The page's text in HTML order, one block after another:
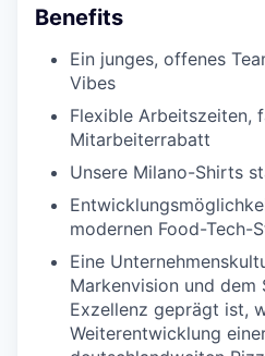
Benefits
Ein junges, offenes
Vibes
Flexible Arbeitszeiten,
Mitarbeiterrabatt
Unsere Milano-Shirts
modernen Food-Tech-
Eine
Markenvision und dem
Exzellenz geprägt ist,
Weiterentwicklung